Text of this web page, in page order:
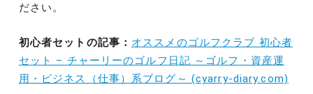
ださい。
初心者セットの記事： オススメのゴルフクラブ 初心者
セット – チャーリーのゴルフ日記 ～ゴルフ・資産運
用・ビジネス（仕事）系ブログ～ (cyarry-diary.com)